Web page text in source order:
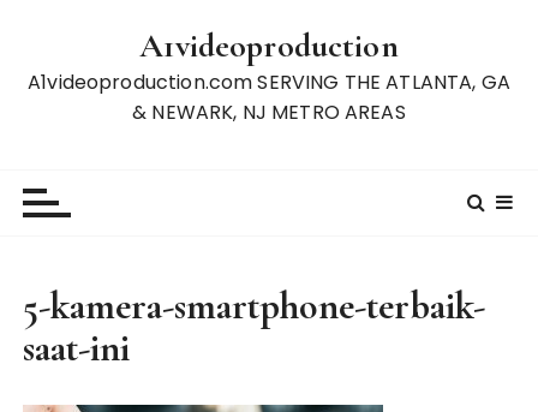
A1videoproduction
A1videoproduction.com SERVING THE ATLANTA, GA
& NEWARK, NJ METRO AREAS
5-kamera-smartphone-terbaik-
saat-ini